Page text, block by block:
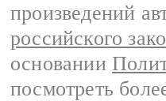
произведений
российского
основании
посмотреть